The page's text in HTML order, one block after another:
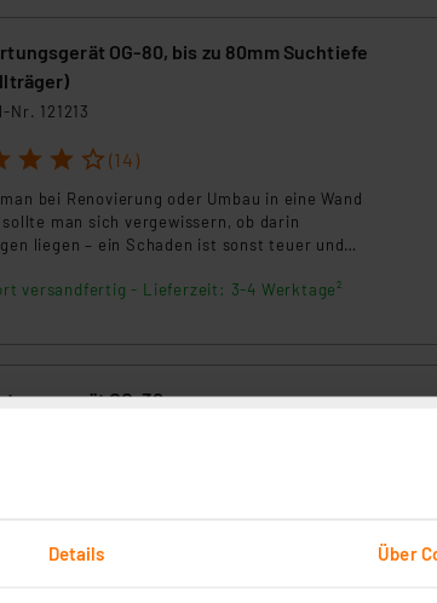
Details Über
OG-80, bis zu 80mm Suchtiefe
Nr. 121213
3 4 5 (14)
bei Renovierung oder Umbau in eine Wand
man sich vergewissern, ob darin
liegen – ein Schaden ist sonst teuer und
Das Ortungsgerät OG-80 zeigt Ihnen
versandfertig - Lieferzeit: 3-4 Werktage²
OG-30
versandfertig - Lieferzeit: 3-4 Werktage²